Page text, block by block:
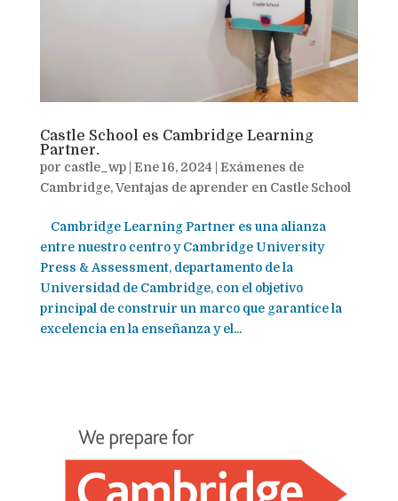
Castle School es Cambridge Learning
Partner.
por castle_wp| Ene 16, 2024| Exámenes de
Cambridge,Ventajas de aprender en Castle School
Cambridge Learning Partner es una alianza
entre nuestro centro y Cambridge University
Press & Assessment, departamento de la
Universidad de Cambridge, con el objetivo
principal de construir un marco que garantice la
excelencia en la enseñanza y el...